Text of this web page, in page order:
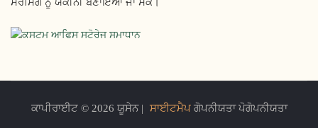
ਕਾਪੀਰਾਈਟ © 2026 ਯੂਸੇਨ | ਸਾਈਟਮੈਪਗੋਪਨੀਯਤਾ ਪੋਗੋਪਨੀਯਤਾ